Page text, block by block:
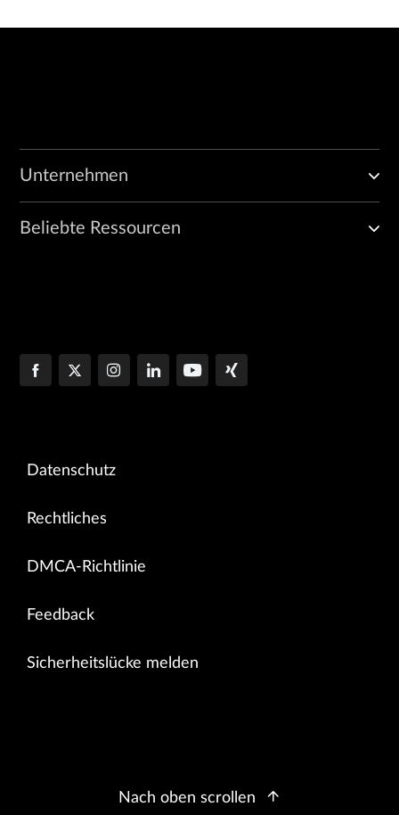
Unternehmen
Beliebte Ressourcen
Datenschutz
Rechtliches
DMCA-Richtlinie
Feedback
Sicherheitslücke melden
Nach oben scrollen